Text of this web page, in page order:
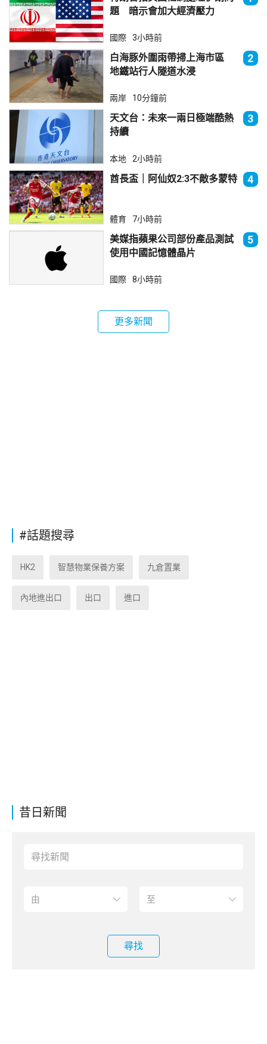
昔日新聞
尋找
題 暗示會加大經濟壓力
國際 3小時前
白海豚外圍雨帶掃上海市區
地鐵站行人隧道水浸
2
兩岸 10分鐘前
天文台：未來一兩日極端酷熱
持續
3
本地 2小時前
酋長盃｜阿仙奴2:3不敵多蒙特 4
體育 7小時前
美媒指蘋果公司部份產品測試
使用中國記憶體晶片
5
國際 8小時前
更多新聞
#話題搜尋
HK2 智慧物業保養方案 九倉置業
內地進出口 出口 進口